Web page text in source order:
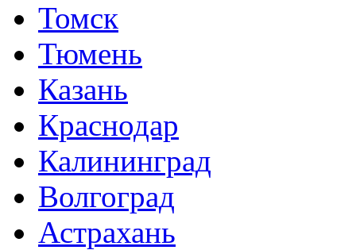
Томск
Тюмень
Казань
Краснодар
Калининград
Волгоград
Астрахань